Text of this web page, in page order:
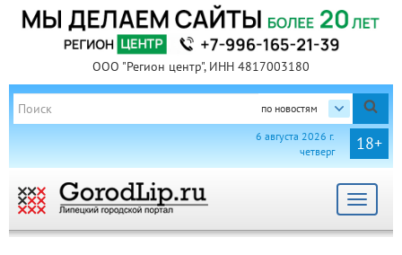
ООО "Регион центр", ИНН 4817003180
по новостям
18+
6 августа 2026 г.
четверг
Toggle